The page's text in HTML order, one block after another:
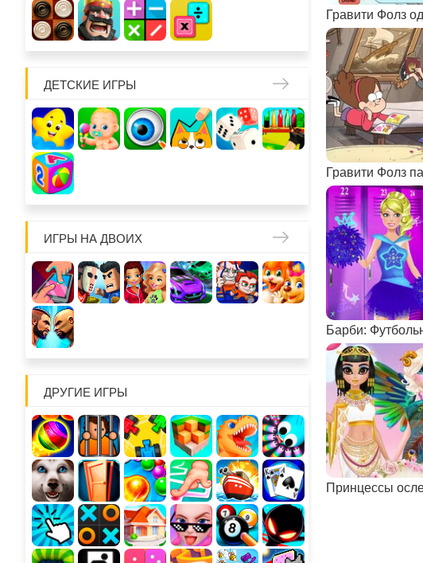
ДЕТСКИЕ ИГРЫ
ИГРЫ НА ДВОИХ
ДРУГИЕ ИГРЫ
Гравити Фолз